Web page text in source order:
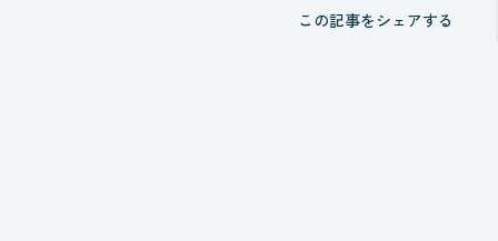
この記事をシェアする